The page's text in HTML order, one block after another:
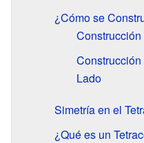
¿Cómo se
Lado
Simetría en el
¿Qué es un